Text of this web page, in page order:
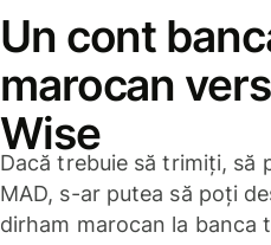
Un cont
marocan
Wise
Dacă trebuie să trimiți, să
MAD, s-ar putea să poți
dirham marocan la banca